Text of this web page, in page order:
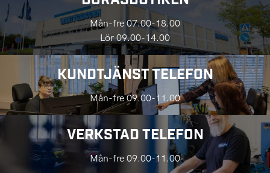
Mån-fre 07.00-18.00
Lör 09.00-14.00
KUNDTJÄNST TELEFON
Mån-fre 09.00-11.00
VERKSTAD TELEFON
Mån-fre 09.00-11.00